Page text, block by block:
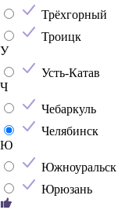
Трёхгорный
Троицк
У
Усть-Катав
Ч
Чебаркуль
Челябинск
Ю
Южноуральск
Юрюзань